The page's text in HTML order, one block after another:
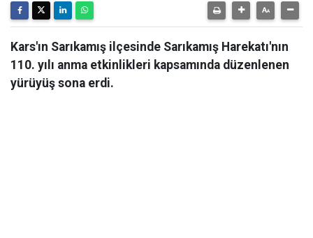
Kars'ın Sarıkamış ilçesinde Sarıkamış Harekatı'nın
110. yılı anma etkinlikleri kapsamında düzenlenen
yürüyüş sona erdi.